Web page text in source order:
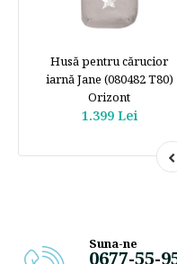
Husă pentru cărucior
iarnă Jane (080482 T80)
Orizont
1.399 Lei
Suna-ne
0677-55-